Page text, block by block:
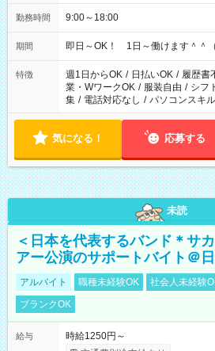
勤務時間 9:00～18:00
期間 即日～OK！ 1日～働けます＾＾（
特徴 週1日からOK / 日払いOK / 履歴書
業・WワークOK / 服装自由 / シフ
集 / 電話対応なし / パソコンスキ
気になる！ 応募する
未読
＜日本を代表するバンド＊サ
アー公演のサポートバイト＠
アルバイト 職種未経験OK 社会人未経験
ブランクOK
給与
時給1250円～